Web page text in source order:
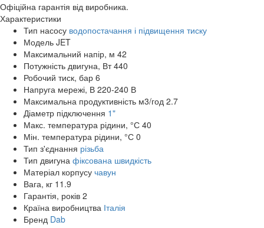
Офіційна гарантія від виробника.
Характеристики
Тип насосу водопостачання і підвищення тиску
Модель JET
Максимальний напір, м 42
Потужність двигуна, Вт 440
Робочий тиск, бар 6
Напруга мережі, В 220-240 В
Максимальна продуктивність м3/год 2.7
Діаметр підключення 1"
Макс. температура рідини, °С 40
Мін. температура рідини, °С 0
Тип з'єднання різьба
Тип двигуна фіксована швидкість
Матеріал корпусу чавун
Вага, кг 11.9
Гарантія, років 2
Країна виробництва Італія
Бренд Dab